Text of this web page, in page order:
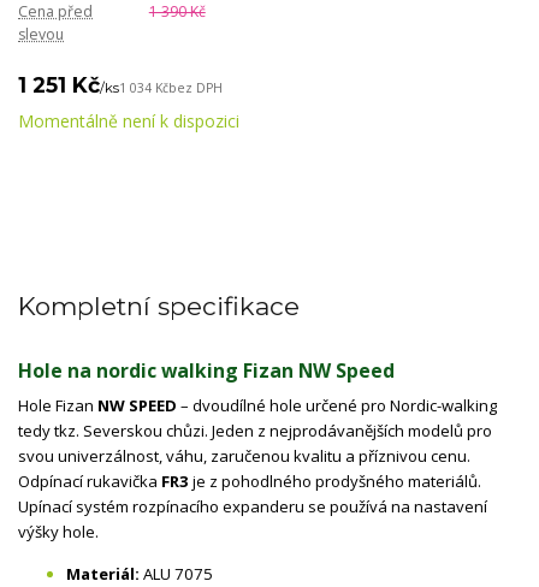
Cena před
slevou
1 390 Kč
1 251 Kč/ks1 034 Kčbez DPH
Momentálně není k dispozici
Kompletní specifikace
Hole na nordic walking Fizan NW Speed
Hole Fizan NW SPEED – dvoudílné hole určené pro Nordic-walking
tedy tkz. Severskou chůzi. Jeden z nejprodávanějších modelů pro
svou univerzálnost, váhu, zaručenou kvalitu a příznivou cenu.
Odpínací rukavička FR3 je z pohodlného prodyšného materiálů.
Upínací systém rozpínacího expanderu se používá na nastavení
výšky hole.
Materiál: ALU 7075